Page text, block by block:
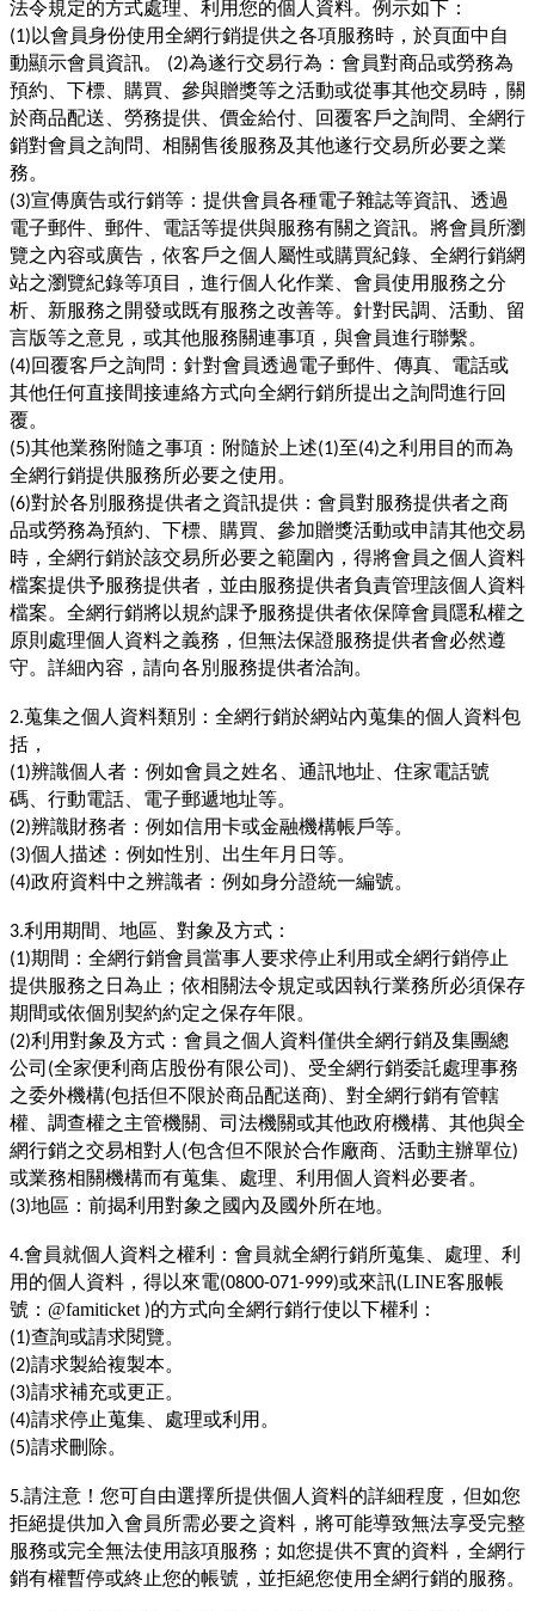
法令規定的方式處理、利用您的個人資料。例示如下：
(1)以會員身份使用全網行銷提供之各項服務時，於頁面中自
動顯示會員資訊。
(2)為遂行交易行為：會員對商品或勞務為
預約、下標、購買、參與贈獎等之活動或從事其他交易時，關
於商品配送、勞務提供、價金給付、回覆客戶之詢問、全網行
銷對會員之詢問、相關售後服務及其他遂行交易所必要之業
務。
(3)宣傳廣告或行銷等：提供會員各種電子雜誌等資訊、透過
電子郵件、郵件、電話等提供與服務有關之資訊。將會員所瀏
覽之內容或廣告，依客戶之個人屬性或購買紀錄、全網行銷網
站之瀏覽紀錄等項目，進行個人化作業、會員使用服務之分
析、新服務之開發或既有服務之改善等。針對民調、活動、留
言版等之意見，或其他服務關連事項，與會員進行聯繫。
(4)回覆客戶之詢問：針對會員透過電子郵件、傳真、電話或
其他任何直接間接連絡方式向全網行銷所提出之詢問進行回
覆。
(5)其他業務附隨之事項：附隨於上述(1)至(4)之利用目的而為
全網行銷提供服務所必要之使用。
(6)對於各別服務提供者之資訊提供：會員對服務提供者之商
品或勞務為預約、下標、購買、參加贈獎活動或申請其他交易
時，全網行銷於該交易所必要之範圍內，得將會員之個人資料
檔案提供予服務提供者，並由服務提供者負責管理該個人資料
檔案。全網行銷將以規約課予服務提供者依保障會員隱私權之
原則處理個人資料之義務，但無法保證服務提供者會必然遵
守。詳細內容，請向各別服務提供者洽詢。
2.蒐集之個人資料類別：全網行銷於網站內蒐集的個人資料包
括，
(1)辨識個人者：例如會員之姓名、通訊地址、住家電話號
碼、行動電話、電子郵遞地址等。
(2)辨識財務者：例如信用卡或金融機構帳戶等。
(3)個人描述：例如性別、出生年月日等。
(4)政府資料中之辨識者：例如身分證統一編號。
3.利用期間、地區、對象及方式：
(1)期間：全網行銷會員當事人要求停止利用或全網行銷停止
提供服務之日為止；依相關法令規定或因執行業務所必須保存
期間或依個別契約約定之保存年限。
(2)利用對象及方式：會員之個人資料僅供全網行銷及集團總
公司(全家便利商店股份有限公司)、受全網行銷委託處理事務
之委外機構(包括但不限於商品配送商)、對全網行銷有管轄
權、調查權之主管機關、司法機關或其他政府機構、其他與全
網行銷之交易相對人(包含但不限於合作廠商、活動主辦單位)
或業務相關機構而有蒐集、處理、利用個人資料必要者。
(3)地區：前揭利用對象之國內及國外所在地。
4.會員就個人資料之權利：會員就全網行銷所蒐集、處理、利
用的個人資料，得以來電(0800-071-999)或來訊(LINE客服帳
號 ： @famiticket )的方式向全網行銷行使以下權利：
(1)查詢或請求閱覽。
(2)請求製給複製本。
(3)請求補充或更正。
(4)請求停止蒐集、處理或利用。
(5)請求刪除。
5.請注意！您可自由選擇所提供個人資料的詳細程度，但如您
拒絕提供加入會員所需必要之資料，將可能導致無法享受完整
服務或完全無法使用該項服務；如您提供不實的資料，全網行
銷有權暫停或終止您的帳號，並拒絕您使用全網行銷的服務。